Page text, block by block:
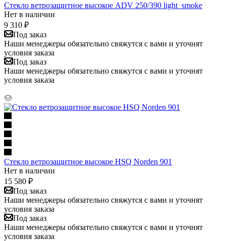
Стекло ветрозащитное высокое ADV 250/390 light_smoke
Нет в наличии
9 310 ₽
Под заказ
Наши менеджеры обязательно свяжутся с вами и уточнят
условия заказа
Под заказ
Наши менеджеры обязательно свяжутся с вами и уточнят
условия заказа
Стекло ветрозащитное высокое HSQ Norden 901
Нет в наличии
15 580 ₽
Под заказ
Наши менеджеры обязательно свяжутся с вами и уточнят
условия заказа
Под заказ
Наши менеджеры обязательно свяжутся с вами и уточнят
условия заказа